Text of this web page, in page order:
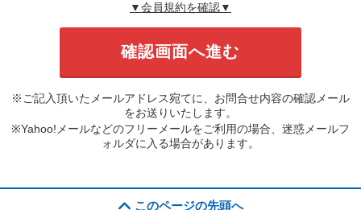
▼会員規約を確認▼
※ご記入頂いたメールアドレス宛てに、お問合せ内容の確認メール
をお送りいたします。
※Yahoo!メールなどのフリーメールをご利用の場合、迷惑メールフ
ォルダに入る場合があります。
このページの先頭へ